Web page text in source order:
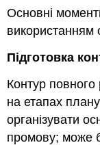
Основні
використанням
Підготовка
Контур повного
на етапах
організувати
промову; може